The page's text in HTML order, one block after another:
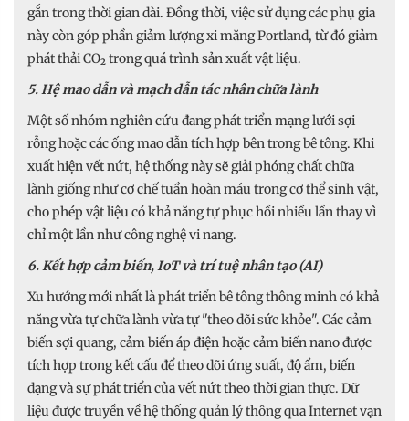
gắn trong thời gian dài. Đồng thời, việc sử dụng các phụ gia
này còn góp phần giảm lượng xi măng Portland, từ đó giảm
phát thải CO₂ trong quá trình sản xuất vật liệu.
5. Hệ mao dẫn và mạch dẫn tác nhân chữa lành
Một số nhóm nghiên cứu đang phát triển mạng lưới sợi
rỗng hoặc các ống mao dẫn tích hợp bên trong bê tông. Khi
xuất hiện vết nứt, hệ thống này sẽ giải phóng chất chữa
lành giống như cơ chế tuần hoàn máu trong cơ thể sinh vật,
cho phép vật liệu có khả năng tự phục hồi nhiều lần thay vì
chỉ một lần như công nghệ vi nang.
6. Kết hợp cảm biến, IoT và trí tuệ nhân tạo (AI)
Xu hướng mới nhất là phát triển bê tông thông minh có khả
năng vừa tự chữa lành vừa tự "theo dõi sức khỏe". Các cảm
biến sợi quang, cảm biến áp điện hoặc cảm biến nano được
tích hợp trong kết cấu để theo dõi ứng suất, độ ẩm, biến
dạng và sự phát triển của vết nứt theo thời gian thực. Dữ
liệu được truyền về hệ thống quản lý thông qua Internet vạn